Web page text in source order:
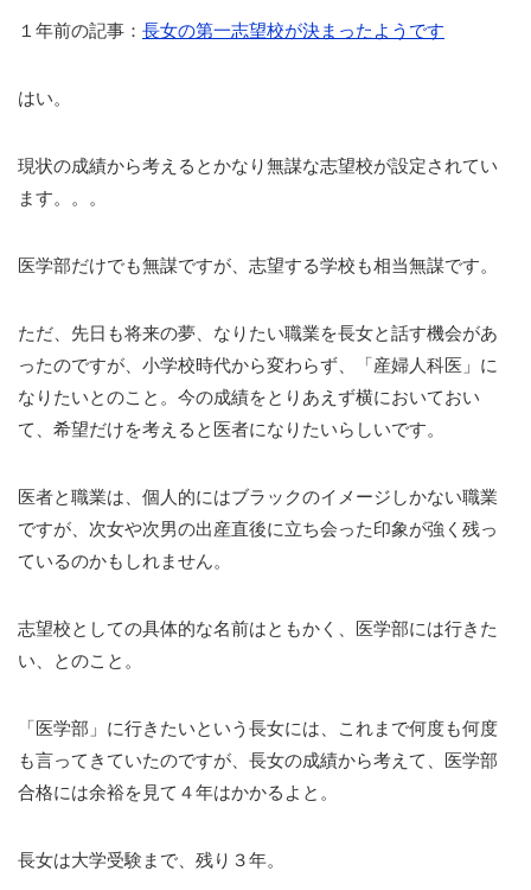
１年前の記事： 長女の第一志望校が決まったようです
はい。
現状の成績から考えるとかなり無謀な志望校が設定されてい
ます。。。
医学部だけでも無謀ですが、志望する学校も相当無謀です。
ただ、先日も将来の夢、なりたい職業を長女と話す機会があ
ったのですが、小学校時代から変わらず、「産婦人科医」に
なりたいとのこと。今の成績をとりあえず横においておい
て、希望だけを考えると医者になりたいらしいです。
医者と職業は、個人的にはブラックのイメージしかない職業
ですが、次女や次男の出産直後に立ち会った印象が強く残っ
ているのかもしれません。
志望校としての具体的な名前はともかく、医学部には行きた
い、とのこと。
「医学部」に行きたいという長女には、これまで何度も何度
も言ってきていたのですが、長女の成績から考えて、医学部
合格には余裕を見て４年はかかるよと。
長女は大学受験まで、残り３年。